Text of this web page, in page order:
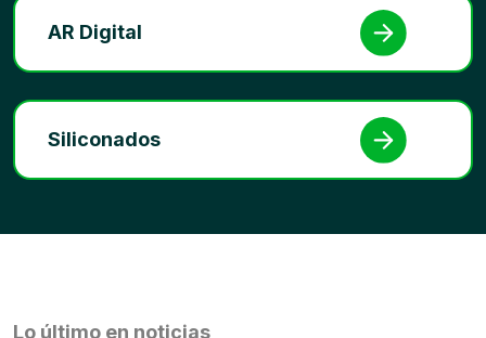
AR Digital
Siliconados
Lo último en noticias